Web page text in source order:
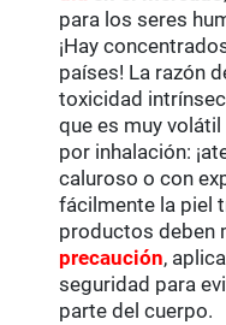
para los seres
¡Hay
países! La razón
toxicidad
que es muy
por inhalación:
caluroso o con
fácilmente la piel
productos deben
precaución,
seguridad para
parte del cuerpo.